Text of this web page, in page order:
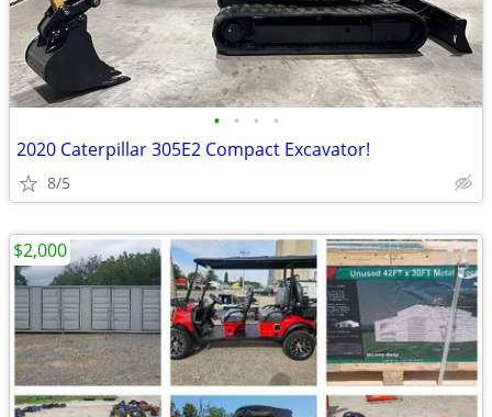
• • • •
2020 Caterpillar 305E2 Compact Excavator!
8/5
$2,000